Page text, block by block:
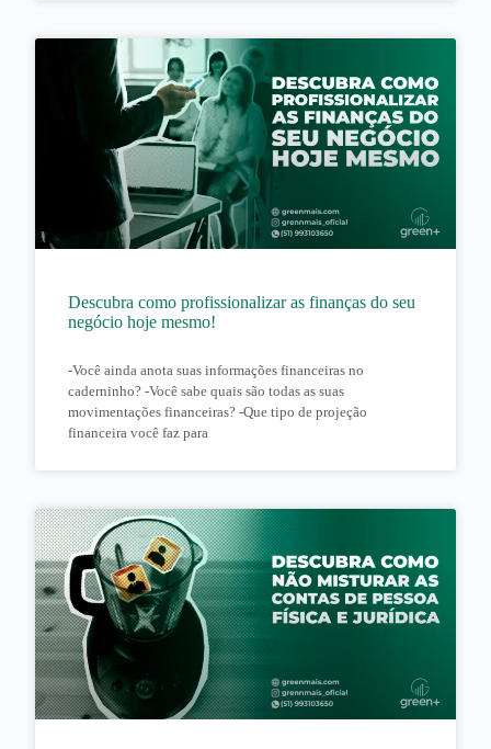
Descubra como profissionalizar as finanças do seu
negócio hoje mesmo!
-Você ainda anota suas informações financeiras no
caderninho? -Você sabe quais são todas as suas
movimentações financeiras? -Que tipo de projeção
financeira você faz para